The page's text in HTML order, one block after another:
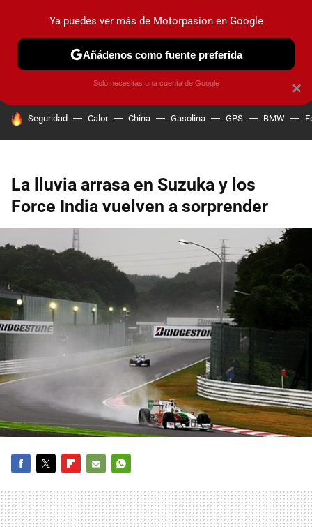
PRUEBAS COCHES ELÉCTRICOS OBSERVATORIO
HOY SE HABLA DE
Seguridad Calor China Gasolina GPS BMW
La lluvia arrasa en Suzuka y los
Force India vuelven a sorprender
MAIL
×
Ya puedes ver más de Motorpasion en Google
Añádenos como fuente preferida
Solo necesitas una cuenta de Google